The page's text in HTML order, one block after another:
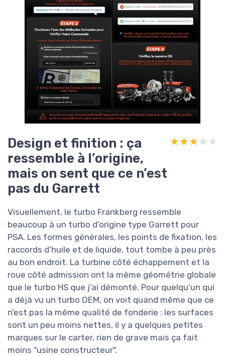
Design et finition : ça
ressemble à l’origine,
mais on sent que ce n’est
pas du Garrett
★★★★★
★★★★★
Visuellement, le turbo Frankberg ressemble
beaucoup à un turbo d’origine type Garrett pour
PSA. Les formes générales, les points de fixation, les
raccords d’huile et de liquide, tout tombe à peu près
au bon endroit. La turbine côté échappement et la
roue côté admission ont la même géométrie globale
que le turbo HS que j’ai démonté. Pour quelqu’un qui
a déjà vu un turbo OEM, on voit quand même que ce
n’est pas la même qualité de fonderie : les surfaces
sont un peu moins nettes, il y a quelques petites
marques sur le carter, rien de grave mais ça fait
moins "usine constructeur".